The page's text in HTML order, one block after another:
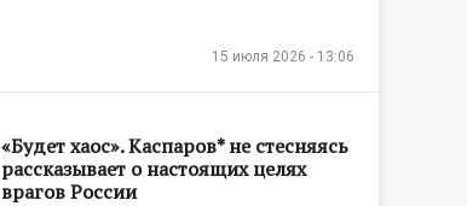
15 июля 2026 - 13:06
«Будет хаос». Каспаров* не стесняясь
рассказывает о настоящих целях
врагов России